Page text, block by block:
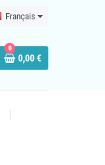
Français
0
0,00 €